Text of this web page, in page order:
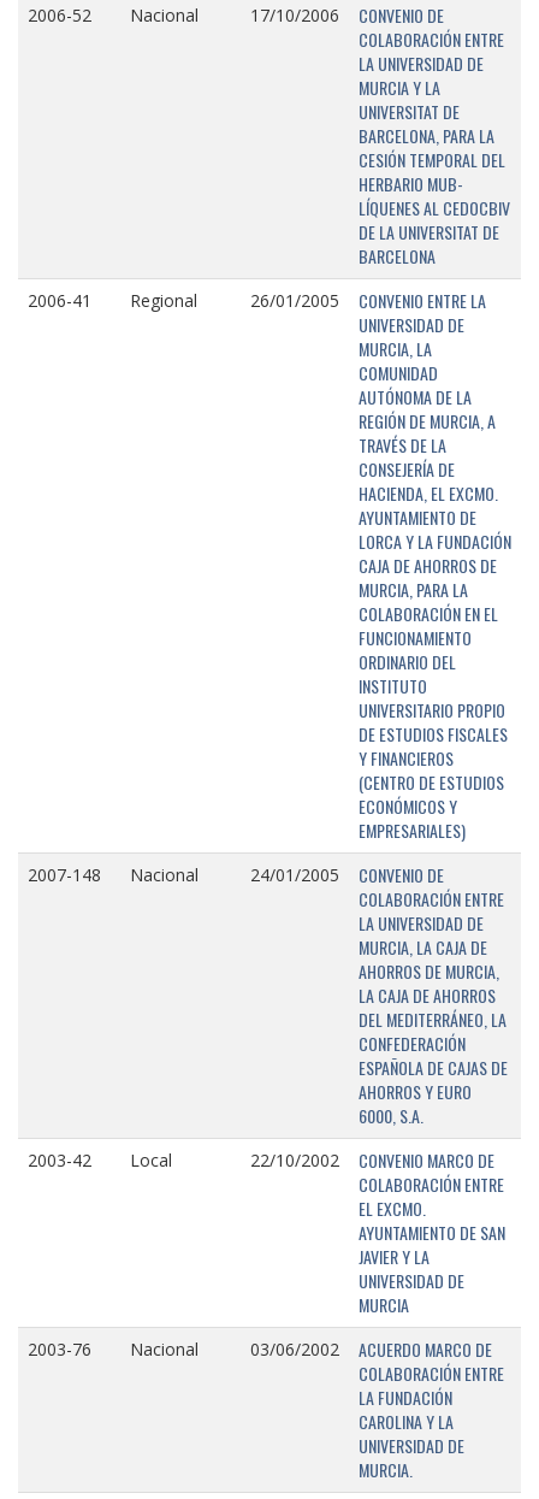
2006-52 Nacional 17/10/2006
CONVENIO DE
COLABORACIÓN ENTRE
LA UNIVERSIDAD DE
MURCIA Y LA
UNIVERSITAT DE
BARCELONA, PARA LA
CESIÓN TEMPORAL DEL
HERBARIO MUB-
LÍQUENES AL CEDOCBIV
DE LA UNIVERSITAT DE
BARCELONA
2006-41 Regional 26/01/2005
CONVENIO ENTRE LA
UNIVERSIDAD DE
MURCIA, LA
COMUNIDAD
AUTÓNOMA DE LA
REGIÓN DE MURCIA, A
TRAVÉS DE LA
CONSEJERÍA DE
HACIENDA, EL EXCMO.
AYUNTAMIENTO DE
LORCA Y LA FUNDACIÓN
CAJA DE AHORROS DE
MURCIA, PARA LA
COLABORACIÓN EN EL
FUNCIONAMIENTO
ORDINARIO DEL
INSTITUTO
UNIVERSITARIO PROPIO
DE ESTUDIOS FISCALES
Y FINANCIEROS
(CENTRO DE ESTUDIOS
ECONÓMICOS Y
EMPRESARIALES)
2007-148 Nacional 24/01/2005
CONVENIO DE
COLABORACIÓN ENTRE
LA UNIVERSIDAD DE
MURCIA, LA CAJA DE
AHORROS DE MURCIA,
LA CAJA DE AHORROS
DEL MEDITERRÁNEO, LA
CONFEDERACIÓN
ESPAÑOLA DE CAJAS DE
AHORROS Y EURO
6000, S.A.
2003-42 Local 22/10/2002
CONVENIO MARCO DE
COLABORACIÓN ENTRE
EL EXCMO.
AYUNTAMIENTO DE SAN
JAVIER Y LA
UNIVERSIDAD DE
MURCIA
2003-76 Nacional 03/06/2002
ACUERDO MARCO DE
COLABORACIÓN ENTRE
LA FUNDACIÓN
CAROLINA Y LA
UNIVERSIDAD DE
MURCIA.